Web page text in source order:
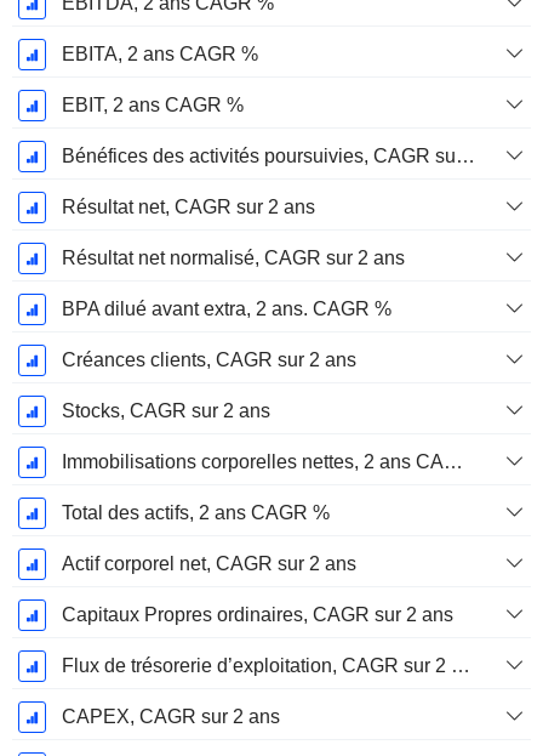
EBITA, 2 ans CAGR %
EBIT, 2 ans CAGR %
Bénéfices des activités poursuivies, CAGR sur 2 ans
Résultat net, CAGR sur 2 ans
Résultat net normalisé, CAGR sur 2 ans
BPA dilué avant extra, 2 ans. CAGR %
Créances clients, CAGR sur 2 ans
Stocks, CAGR sur 2 ans
Immobilisations corporelles nettes, 2 ans CAGR %
Total des actifs, 2 ans CAGR %
Actif corporel net, CAGR sur 2 ans
Capitaux Propres ordinaires, CAGR sur 2 ans
Flux de trésorerie d’exploitation, CAGR sur 2 ans
CAPEX, CAGR sur 2 ans